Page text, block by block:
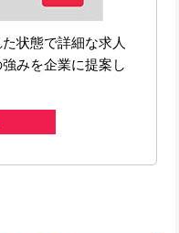
状態で詳細な求人
みを企業に提案し